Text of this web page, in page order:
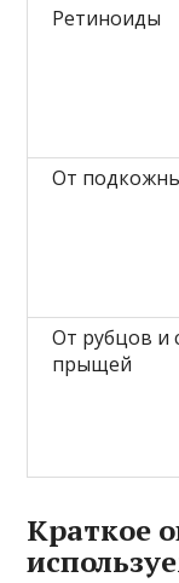
Ретиноиды
От
От рубцов и
прыщей
Краткое